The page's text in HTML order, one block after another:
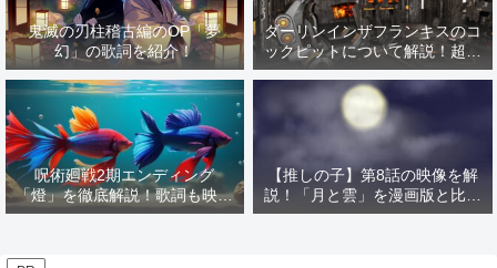
鬼滅の刃柱稽古編のOP「夢
幻」の歌詞を紹介！
ダーリンインザフランキスのコ
ックピットについて解説！超有
名な「あの作品」の影響を解
説！
呪術廻戦2期エンディング
「燈」を徹底解説！歌詞も映像
も解説しちゃいます！
【推しの子】第8話の映像を解
説！「月と雲」を漫画版と比較
すればMEMの憧れが見える！